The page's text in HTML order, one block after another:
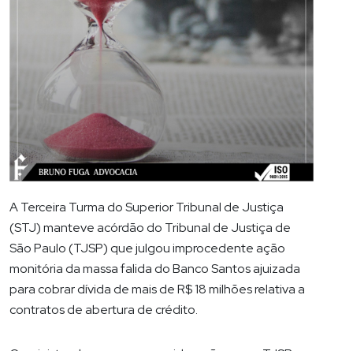
A Terceira Turma do Superior Tribunal de Justiça
(STJ) manteve acórdão do Tribunal de Justiça de
São Paulo (TJSP) que julgou improcedente ação
monitória da massa falida do Banco Santos ajuizada
para cobrar dívida de mais de R$ 18 milhões relativa a
contratos de abertura de crédito.